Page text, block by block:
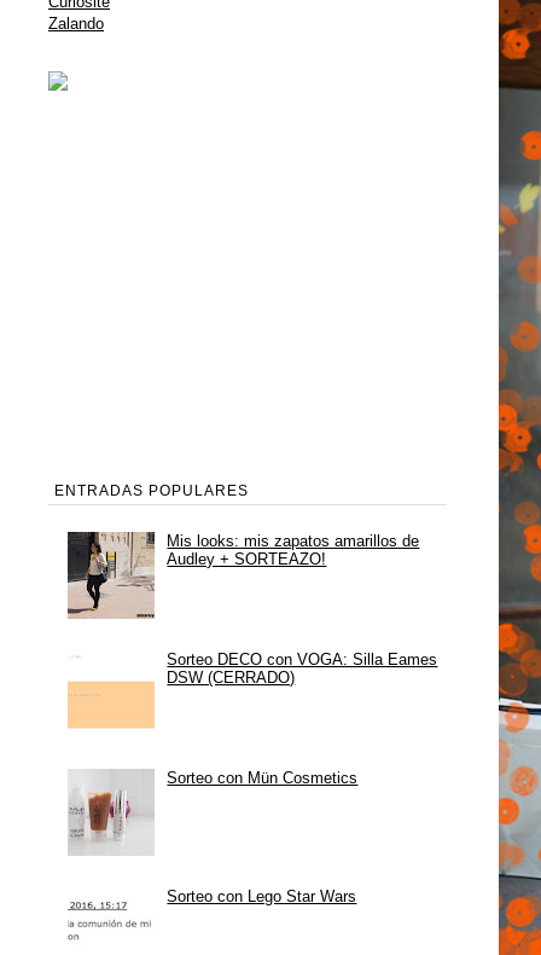
Zalando
ENTRADAS POPULARES
Mis looks: mis zapatos amarillos de
Audley + SORTEAZO!
Sorteo DECO con VOGA: Silla Eames
DSW (CERRADO)
Sorteo con Mün Cosmetics
Sorteo con Lego Star Wars